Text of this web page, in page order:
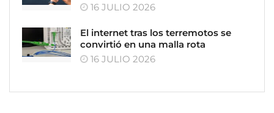
16 JULIO 2026
El internet tras los terremotos se
convirtió en una malla rota
16 JULIO 2026